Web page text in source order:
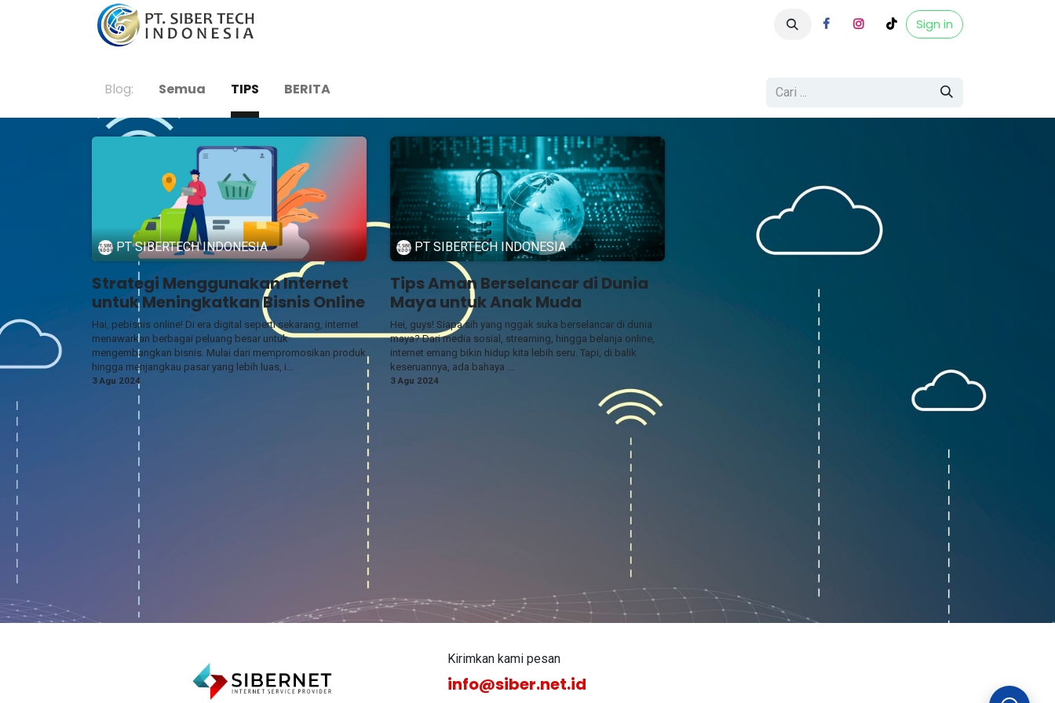
Sign in
Blog: Semua TIPS BERITA
PT SIBERTECH INDONESIA
Strategi Menggunakan Internet
untuk Meningkatkan Bisnis Online
Hai, pebisnis online! Di era digital seperti sekarang, internet
menawarkan berbagai peluang besar untuk
mengembangkan bisnis. Mulai dari mempromosikan produk
hingga menjangkau pasar yang lebih luas, i...
3 Agu 2024
PT SIBERTECH INDONESIA
Tips Aman Berselancar di Dunia
Maya untuk Anak Muda
Hei, guys! Siapa sih yang nggak suka berselancar di dunia
maya? Dari media sosial, streaming, hingga belanja online,
internet emang bikin hidup kita lebih seru. Tapi, di balik
keseruannya, ada bahaya ...
3 Agu 2024
Kirimkan kami pesan
info@siber.net.id